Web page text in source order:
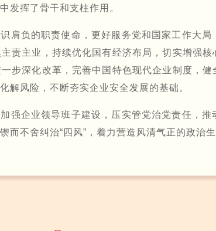
发挥了骨干和支柱作用。
肩负的职责使命，更好服务党和国家工作大
责主业，持续优化国有经济布局，切实增强
步深化改革，完善中国特色现代企业制度，
解风险，不断夯实企业安全发展的基础。
强企业领导班子建设，压实管党治党责任，
不舍纠治“四风”，着力营造风清气正的政治生